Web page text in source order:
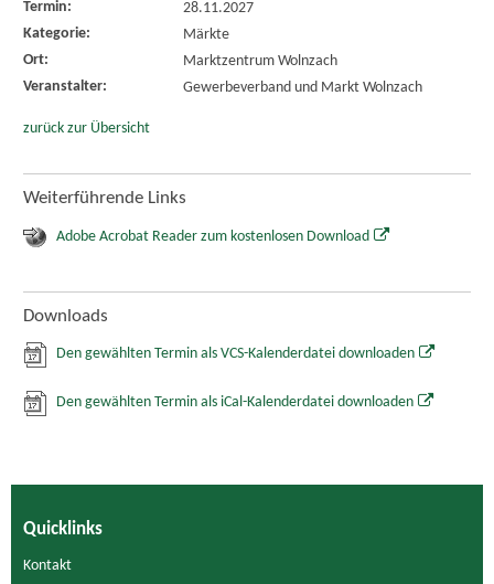
Termin:
28.11.2027
Kategorie:
Märkte
Ort:
Marktzentrum Wolnzach
Veranstalter:
Gewerbeverband und Markt Wolnzach
zurück zur Übersicht
Weiterführende Links
Adobe Acrobat Reader zum kostenlosen Download
Downloads
Den gewählten Termin als VCS-Kalenderdatei downloaden
Den gewählten Termin als iCal-Kalenderdatei downloaden
Quicklinks
Kontakt